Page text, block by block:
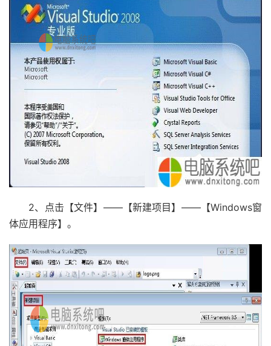
2、点击【文件】——【新建项目】——【Windows窗
体应用程序】。